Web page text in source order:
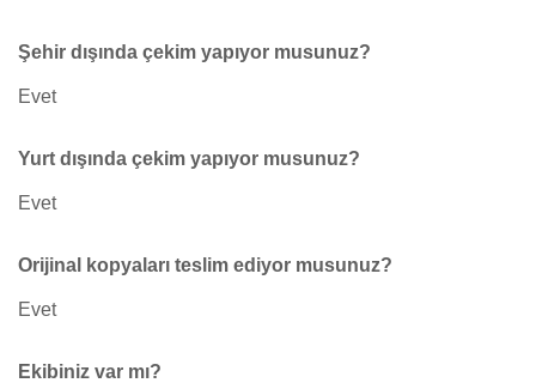
Şehir dışında çekim yapıyor musunuz?
Evet
Yurt dışında çekim yapıyor musunuz?
Evet
Orijinal kopyaları teslim ediyor musunuz?
Evet
Ekibiniz var mı?